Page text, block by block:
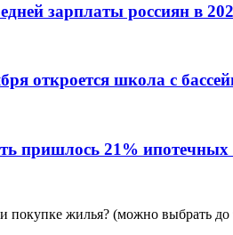
зарплаты россиян в
откроется школа с
пришлось 21%
жилья? (можно выбрать до